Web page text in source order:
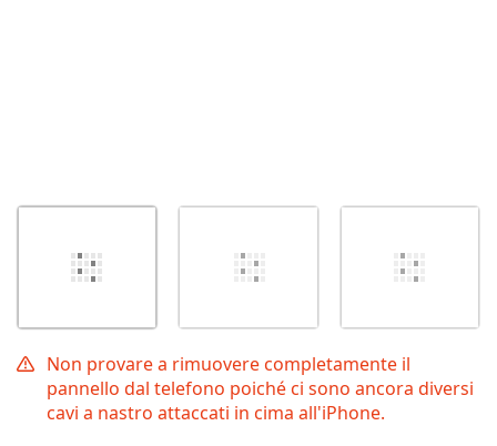
Non provare a rimuovere completamente il
pannello dal telefono poiché ci sono ancora diversi
cavi a nastro attaccati in cima all'iPhone.